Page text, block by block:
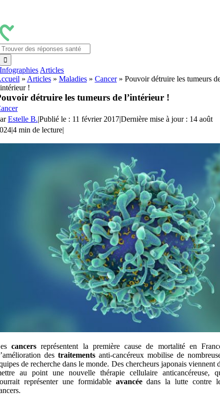
contenu
Infographies Articles
» Articles» Maladies» Cancer» Pouvoir détruire les tumeurs
!
détruire les tumeurs de l’intérieur !
Estelle B.|Publié le : 11 février 2017|Dernière mise à jour : 14 août
|4 min de lecture|
cancers représentent la première cause de mortalité en
des traitementsanti-cancéreux mobilise de
de recherche dans le monde. Des chercheurs japonais viennent
au point une nouvelle thérapie cellulaire anticancéreuse,
représenter une formidable avancéedans la lutte contre